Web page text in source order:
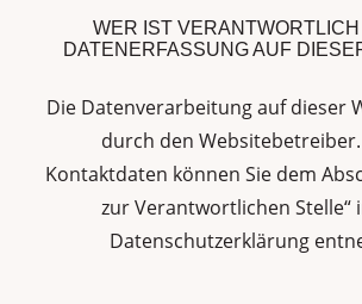
WER IST
DATENERFASSUNG AUF
Die Datenverarbeitung auf dieser
durch den
Kontaktdaten können Sie dem
zur Verantwortlichen Stelle“
Datenschutzerklärung